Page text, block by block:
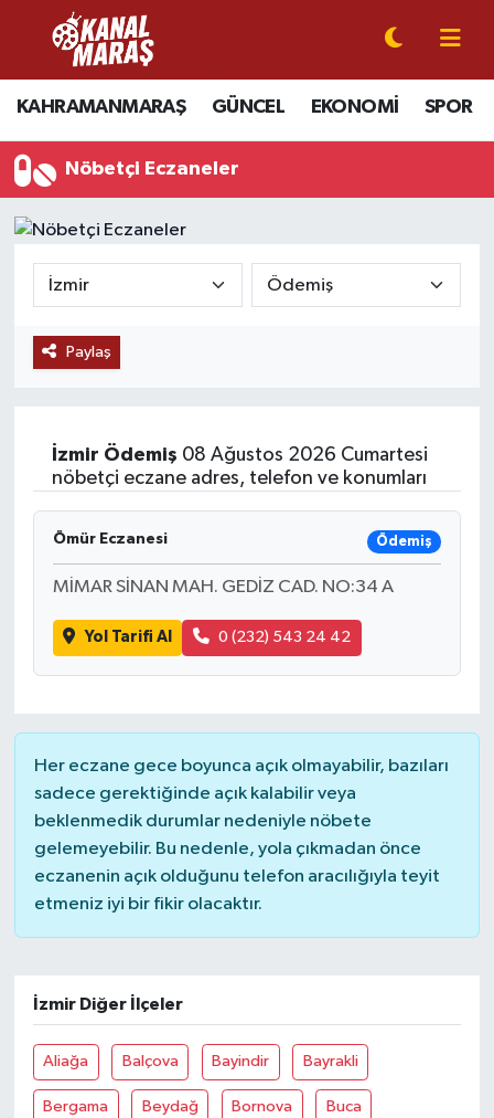
KAHRAMANMARAŞ GÜNCEL EKONOMİ SPOR
Nöbetçi Eczaneler
Paylaş
İzmir Ödemiş 08 Ağustos 2026 Cumartesi
nöbetçi eczane adres, telefon ve konumları
Ömür Eczanesi Ödemiş
MİMAR SİNAN MAH. GEDİZ CAD. NO:34 A
Yol Tarifi Al 0 (232) 543 24 42
Her eczane gece boyunca açık olmayabilir, bazıları
sadece gerektiğinde açık kalabilir veya
beklenmedik durumlar nedeniyle nöbete
gelemeyebilir. Bu nedenle, yola çıkmadan önce
eczanenin açık olduğunu telefon aracılığıyla teyit
etmeniz iyi bir fikir olacaktır.
İzmir Diğer İlçeler
Aliağa Balçova Bayindir Bayrakli
Bergama Beydağ Bornova Buca
CANLI YAYIN
KAHRAMANMARAŞ
GÜNCEL
SİYASET
EKONOMİ
MAGAZİN
SAĞLIK
EĞİTİM
BÖLGE
POPÜLER
DÜNYA
TREND
TEKNOLOJİ
YAŞAM
Kahramanmaraş Nöbetçi Eczaneler
Kahramanmaraş Hava Durumu
Kahramanmaraş Namaz Vakitleri
Süper Lig Puan Durumu ve Fikstür
Tüm Manşetler
Haber Arşivi